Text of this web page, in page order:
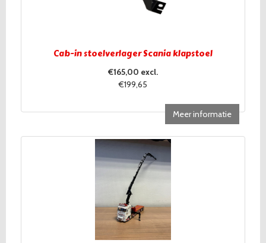
Cab-in stoelverlager Scania klapstoel
€165,00 excl.
€199,65
Meer informatie